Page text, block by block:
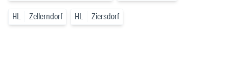
HL Zellerndorf HL Ziersdorf